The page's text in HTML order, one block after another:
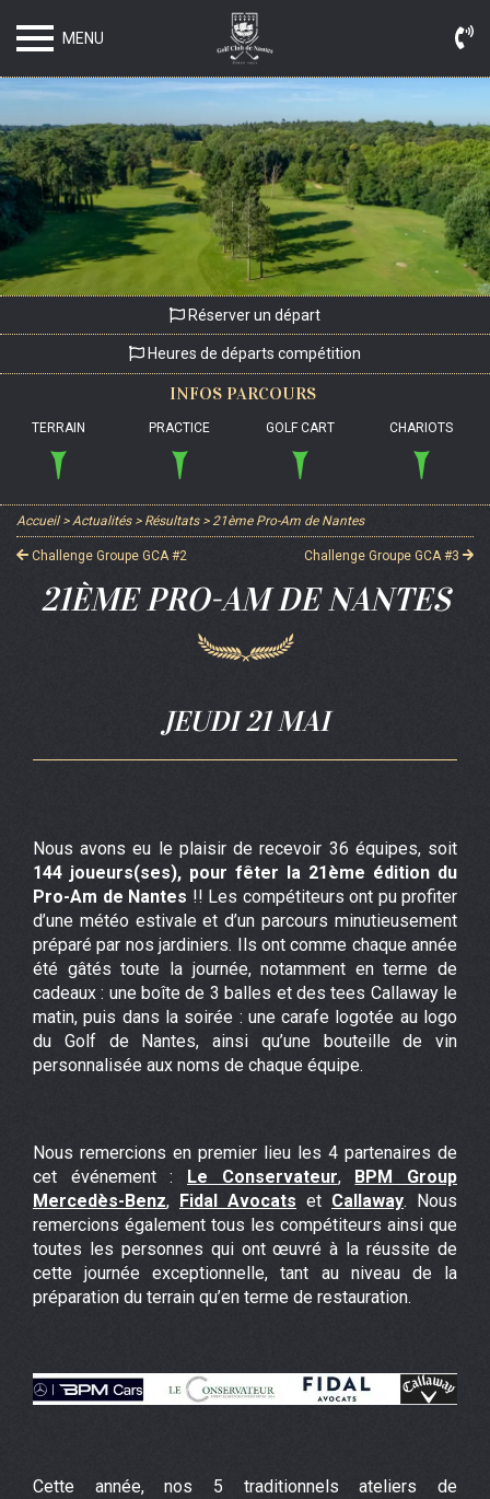
MENU
Réserver un départ
Heures de départs compétition
INFOS PARCOURS
TERRAIN PRACTICE GOLF CART CHARIOTS
Accueil> Actualités> Résultats> 21ème Pro-Am de Nantes
Challenge Groupe GCA #2 Challenge Groupe GCA #3
21ÈME PRO-AM DE NANTES
JEUDI 21 MAI
Nous avons eu le plaisir de recevoir 36 équipes, soit
144 joueurs(ses), pour fêter la 21ème édition du
Pro-Am de Nantes !! Les compétiteurs ont pu profiter
d’une météo estivale et d’un parcours minutieusement
préparé par nos jardiniers. Ils ont comme chaque année
été gâtés toute la journée, notamment en terme de
cadeaux : une boîte de 3 balles et des tees Callaway le
matin, puis dans la soirée : une carafe logotée au logo
du Golf de Nantes, ainsi qu’une bouteille de vin
personnalisée aux noms de chaque équipe.
Nous remercions en premier lieu les 4 partenaires de
cet événement : Le Conservateur, BPM Group
Mercedès-Benz, Fidal Avocats et Callaway. Nous
remercions également tous les compétiteurs ainsi que
toutes les personnes qui ont œuvré à la réussite de
cette journée exceptionnelle, tant au niveau de la
préparation du terrain qu’en terme de restauration.
Cette année, nos 5 traditionnels ateliers de